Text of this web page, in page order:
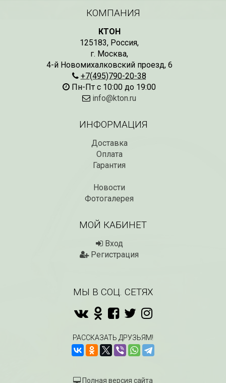
КОМПАНИЯ
КТОН
125183, Россия,
г. Москва,
4-й Новомихалковский проезд, 6
+7(495)790-20-38
Пн-Пт с 10:00 до 19:00
info@kton.ru
ИНФОРМАЦИЯ
Доставка
Оплата
Гарантия
Новости
Фотогалерея
МОЙ КАБИНЕТ
Вход
Регистрация
МЫ В СОЦ. СЕТЯХ
РАССКАЗАТЬ ДРУЗЬЯМ!
Полная версия сайта